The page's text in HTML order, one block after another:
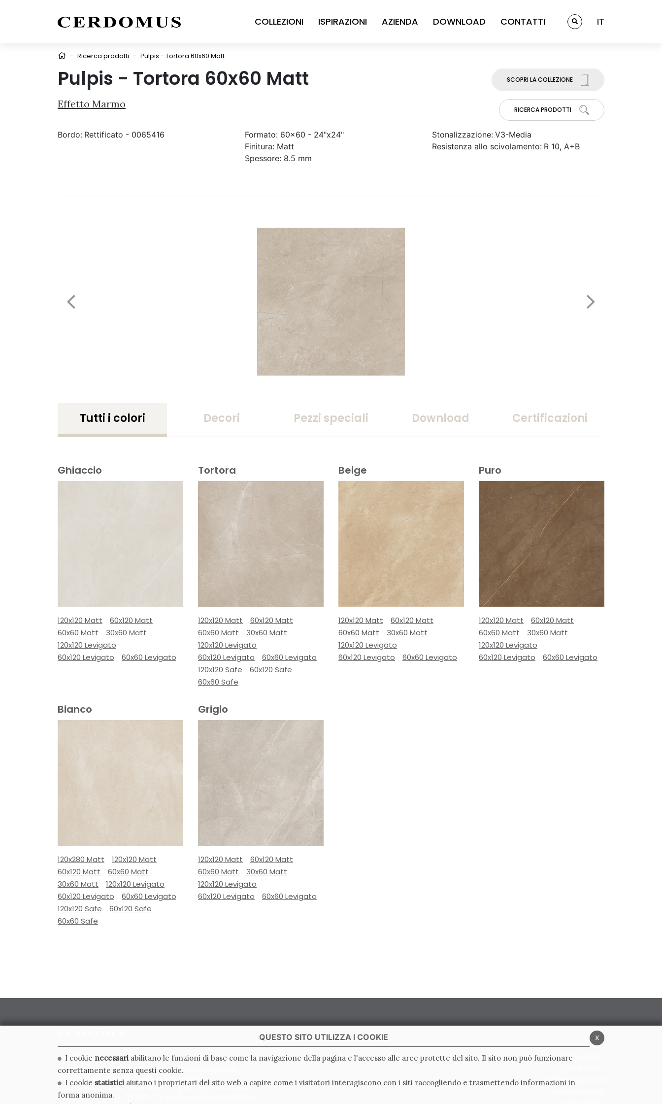
COLLEZIONI ISPIRAZIONI AZIENDA DOWNLOAD CONTATTI IT
- Ricerca prodotti - Pulpis - Tortora 60x60 Matt
Pulpis - Tortora 60x60 Matt
Effetto Marmo
SCOPRI LA COLLEZIONE
RICERCA PRODOTTI
Bordo: Rettificato - 0065416 Formato: 60x60 - 24"x24"
Finitura: Matt
Spessore: 8.5 mm
Stonalizzazione: V3-Media
Resistenza allo scivolamento: R 10, A+B
Tutti i colori Decori Pezzi speciali Download Certificazioni
Ghiaccio
120x120 Matt
60x120 Matt
60x60 Matt
30x60 Matt
120x120 Levigato
60x120 Levigato
60x60 Levigato
Tortora
120x120 Matt
60x120 Matt
60x60 Matt
30x60 Matt
120x120 Levigato
60x120 Levigato
60x60 Levigato
120x120 Safe
60x120 Safe
60x60 Safe
Beige
120x120 Matt
60x120 Matt
60x60 Matt
30x60 Matt
120x120 Levigato
60x120 Levigato
60x60 Levigato
Puro
120x120 Matt
60x120 Matt
60x60 Matt
30x60 Matt
120x120 Levigato
60x120 Levigato
60x60 Levigato
Bianco
120x280 Matt
120x120 Matt
60x120 Matt
60x60 Matt
30x60 Matt
120x120 Levigato
60x120 Levigato
60x60 Levigato
120x120 Safe
60x120 Safe
60x60 Safe
Grigio
120x120 Matt
60x120 Matt
60x60 Matt
30x60 Matt
120x120 Levigato
60x120 Levigato
60x60 Levigato
CERDOMUS S.R.L.
Via Emilia Ponente, 1000 - 48014 Castel Bolognese (RA) Italy
Tel. +39.0546.652111 - Email: info@cerdomus.com
Codice Fiscale e numero iscrizione al registro imprese di Ravenna
02620780391 - REA RA 217992 - Capitale Sociale Euro 20.000.000 i.v.
Privacy Policy
Condizioni generali
x
QUESTO SITO UTILIZZA I COOKIE
I cookie necessari abilitano le funzioni di base come la navigazione della pagina e l'accesso alle aree protette del sito. Il sito non può funzionare
correttamente senza questi cookie.
I cookie statistici aiutano i proprietari del sito web a capire come i visitatori interagiscono con i siti raccogliendo e trasmettendo informazioni in
forma anonima.